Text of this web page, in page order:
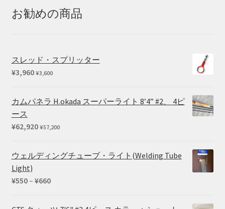
–
¥25,410
お勧めの商品
スレッド・スプリッター
¥3,960 ¥3,600
カムパネラ H.okada スーパーライト 8’4” #2、 4ピ
ース
¥62,920 ¥57,200
ウェルディングチューブ・ライト(Welding Tube
Light)
¥550– ¥660価
帯: